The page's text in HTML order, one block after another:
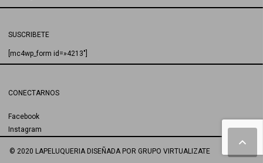
SUSCRIBETE
[mc4wp_form id=»4213″]
CONECTARNOS
Facebook
Instagram
© 2020 LAPELUQUERIA DISEÑADA POR GRUPO VIRTUALIZATE